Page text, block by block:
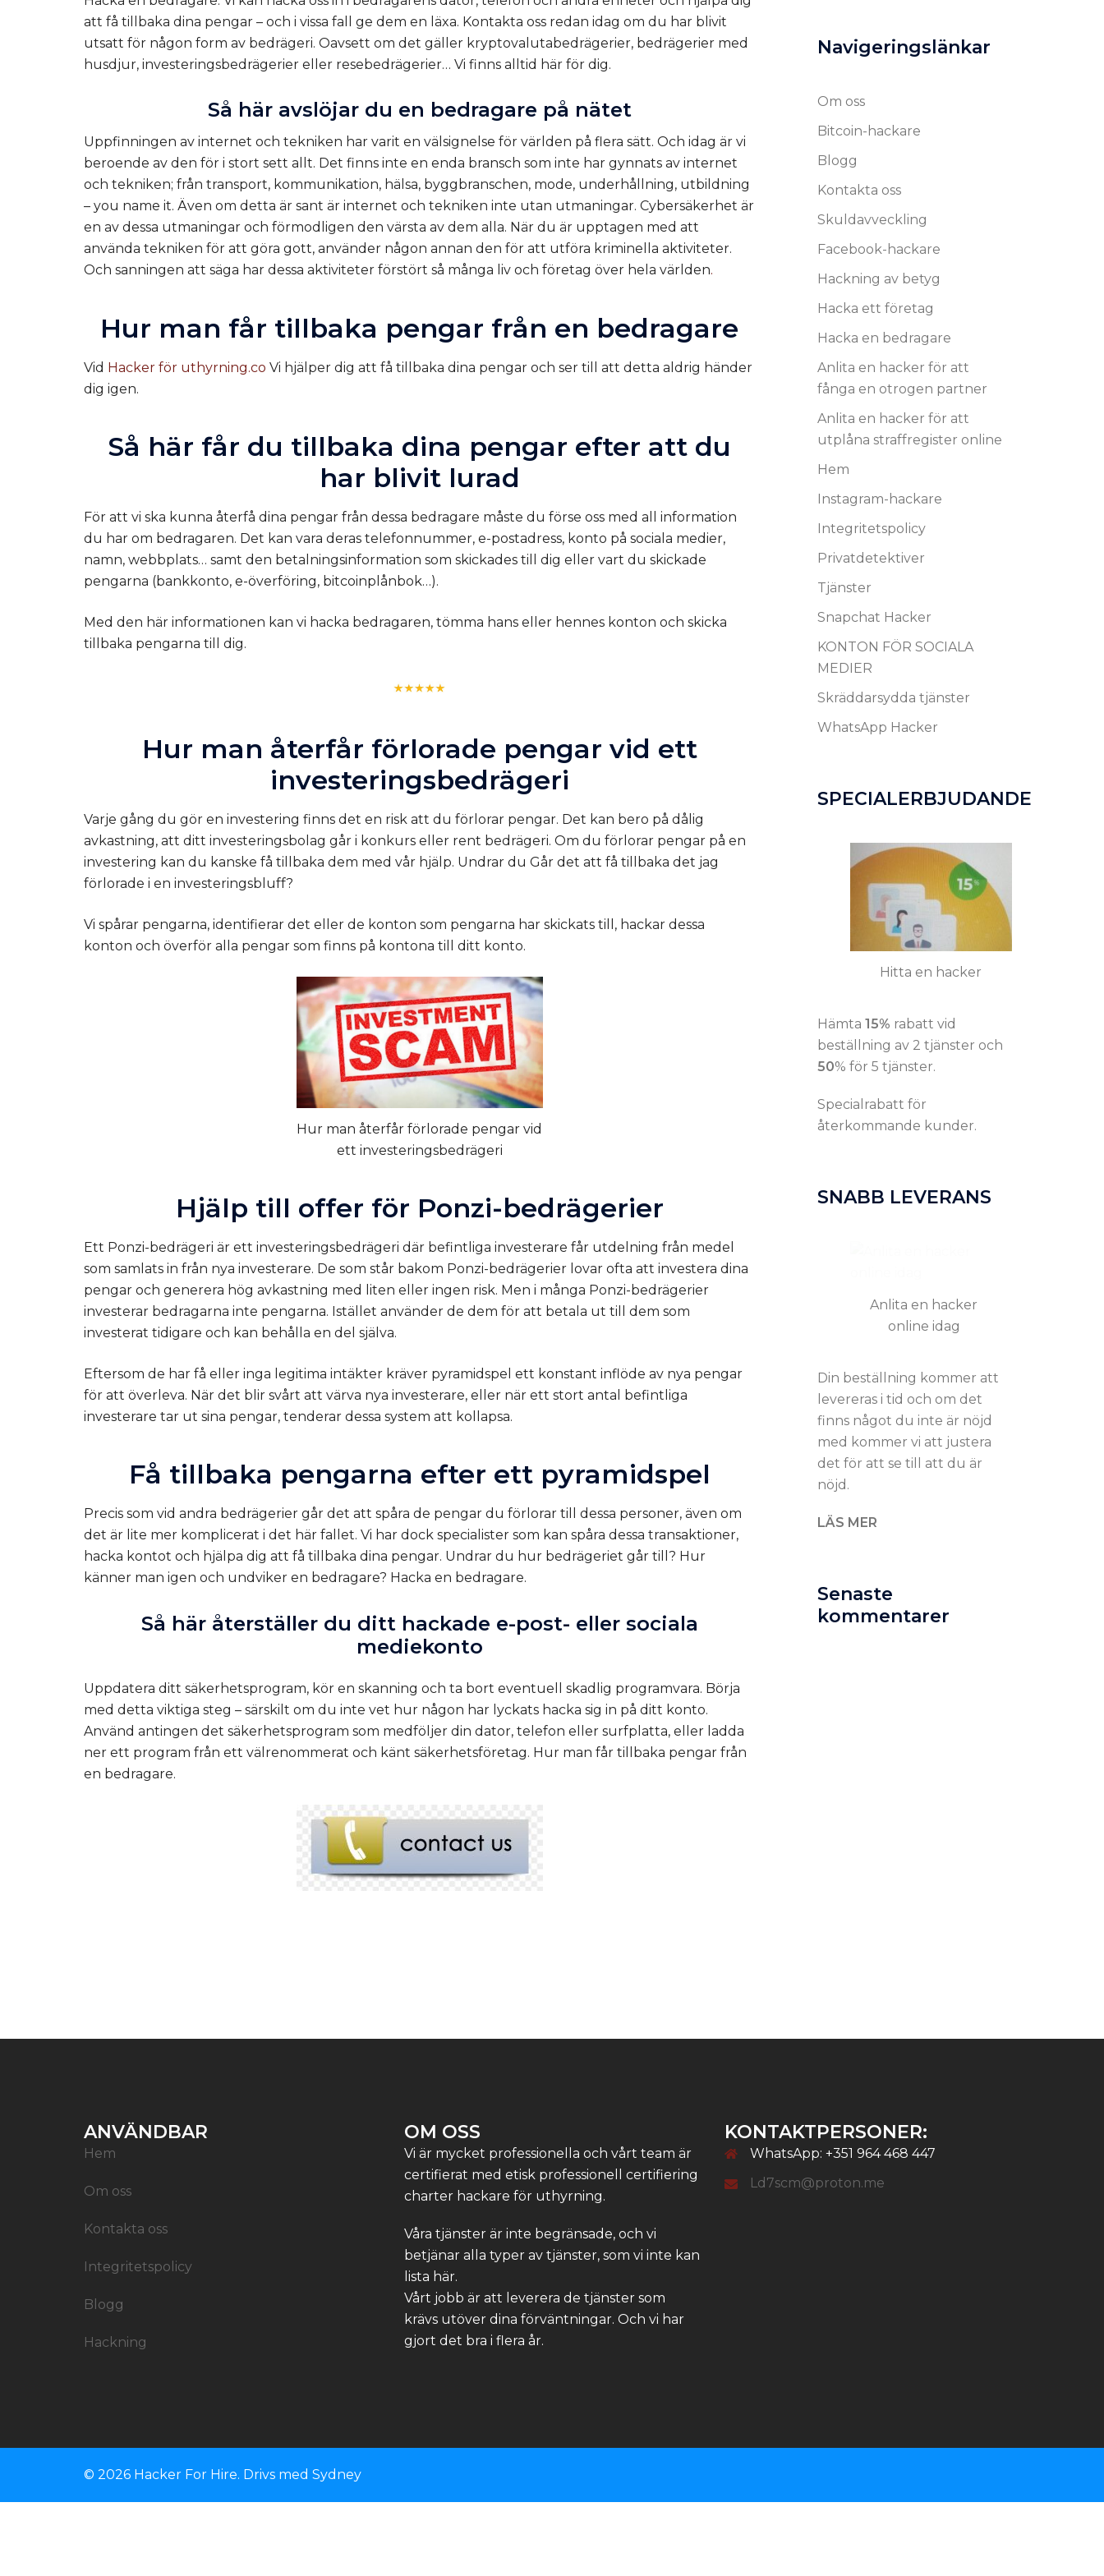
att få tillbaka dina pengar – och i vissa fall ge dem en läxa. Kontakta oss redan idag om du har blivit
utsatt för någon form av bedrägeri. Oavsett om det gäller kryptovalutabedrägerier, bedrägerier med
husdjur, investeringsbedrägerier eller resebedrägerier… Vi finns alltid här för dig.
Så här avslöjar du en bedragare på nätet
Uppfinningen av internet och tekniken har varit en välsignelse för världen på flera sätt. Och idag är vi
beroende av den för i stort sett allt. Det finns inte en enda bransch som inte har gynnats av internet
och tekniken; från transport, kommunikation, hälsa, byggbranschen, mode, underhållning, utbildning
– you name it. Även om detta är sant är internet och tekniken inte utan utmaningar. Cybersäkerhet är
en av dessa utmaningar och förmodligen den värsta av dem alla. När du är upptagen med att
använda tekniken för att göra gott, använder någon annan den för att utföra kriminella aktiviteter.
Och sanningen att säga har dessa aktiviteter förstört så många liv och företag över hela världen.
Hur man får tillbaka pengar från en bedragare
Vid Hacker för uthyrning.co Vi hjälper dig att få tillbaka dina pengar och ser till att detta aldrig händer
dig igen.
Så här får du tillbaka dina pengar efter att du
har blivit lurad
För att vi ska kunna återfå dina pengar från dessa bedragare måste du förse oss med all information
du har om bedragaren. Det kan vara deras telefonnummer, e-postadress, konto på sociala medier,
namn, webbplats… samt den betalningsinformation som skickades till dig eller vart du skickade
pengarna (bankkonto, e-överföring, bitcoinplånbok…).
Med den här informationen kan vi hacka bedragaren, tömma hans eller hennes konton och skicka
tillbaka pengarna till dig.
Hur man återfår förlorade pengar vid ett
investeringsbedrägeri
Varje gång du gör en investering finns det en risk att du förlorar pengar. Det kan bero på dålig
avkastning, att ditt investeringsbolag går i konkurs eller rent bedrägeri. Om du förlorar pengar på en
investering kan du kanske få tillbaka dem med vår hjälp. Undrar du Går det att få tillbaka det jag
förlorade i en investeringsbluff?
Vi spårar pengarna, identifierar det eller de konton som pengarna har skickats till, hackar dessa
konton och överför alla pengar som finns på kontona till ditt konto.
Hur man återfår förlorade pengar vid
ett investeringsbedrägeri
Hjälp till offer för Ponzi-bedrägerier
Ett Ponzi-bedrägeri är ett investeringsbedrägeri där befintliga investerare får utdelning från medel
som samlats in från nya investerare. De som står bakom Ponzi-bedrägerier lovar ofta att investera dina
pengar och generera hög avkastning med liten eller ingen risk. Men i många Ponzi-bedrägerier
investerar bedragarna inte pengarna. Istället använder de dem för att betala ut till dem som
investerat tidigare och kan behålla en del själva.
Eftersom de har få eller inga legitima intäkter kräver pyramidspel ett konstant inflöde av nya pengar
för att överleva. När det blir svårt att värva nya investerare, eller när ett stort antal befintliga
investerare tar ut sina pengar, tenderar dessa system att kollapsa.
Få tillbaka pengarna efter ett pyramidspel
Precis som vid andra bedrägerier går det att spåra de pengar du förlorar till dessa personer, även om
det är lite mer komplicerat i det här fallet. Vi har dock specialister som kan spåra dessa transaktioner,
hacka kontot och hjälpa dig att få tillbaka dina pengar. Undrar du hur bedrägeriet går till? Hur
känner man igen och undviker en bedragare? Hacka en bedragare.
Så här återställer du ditt hackade e-post- eller sociala
mediekonto
Uppdatera ditt säkerhetsprogram, kör en skanning och ta bort eventuell skadlig programvara. Börja
med detta viktiga steg – särskilt om du inte vet hur någon har lyckats hacka sig in på ditt konto.
Använd antingen det säkerhetsprogram som medföljer din dator, telefon eller surfplatta, eller ladda
ner ett program från ett välrenommerat och känt säkerhetsföretag. Hur man får tillbaka pengar från
en bedragare.
Navigeringslänkar
Om oss
Bitcoin-hackare
Blogg
Kontakta oss
Skuldavveckling
Facebook-hackare
Hackning av betyg
Hacka ett företag
Hacka en bedragare
Anlita en hacker för att
fånga en otrogen partner
Anlita en hacker för att
utplåna straffregister online
Hem
Instagram-hackare
Integritetspolicy
Privatdetektiver
Tjänster
Snapchat Hacker
KONTON FÖR SOCIALA
MEDIER
Skräddarsydda tjänster
WhatsApp Hacker
SPECIALERBJUDANDE
Hitta en hacker
Hämta 15% rabatt vid
beställning av 2 tjänster och
50% för 5 tjänster.
Specialrabatt för
återkommande kunder.
SNABB LEVERANS
Anlita en hacker
online idag
Din beställning kommer att
levereras i tid och om det
finns något du inte är nöjd
med kommer vi att justera
det för att se till att du är
nöjd.
LÄS MER
Senaste
kommentarer
ANVÄNDBAR
Hem
Om oss
Kontakta oss
Integritetspolicy
Blogg
Hackning
OM OSS
Vi är mycket professionella och vårt team är
certifierat med etisk professionell certifiering
charter hackare för uthyrning.
Våra tjänster är inte begränsade, och vi
betjänar alla typer av tjänster, som vi inte kan
lista här.
Vårt jobb är att leverera de tjänster som
krävs utöver dina förväntningar. Och vi har
gjort det bra i flera år.
KONTAKTPERSONER:
WhatsApp: +351 964 468 447
Ld7scm@proton.me
© 2026 Hacker For Hire. Drivs med Sydney